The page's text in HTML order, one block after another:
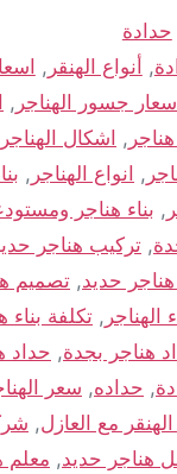
حدادة
, أنواع الهنقر ,
جسور الهناجر ,
, اشكال الهناجر
, انواع الهناجر ,
, بناء هناجر
, تركيب هناجر
حديد, تصميم
الهناجر , تكلفة
هناجر بجدة, حداد
, حداده, سعر
مع العازل,
هناجر حديد, معلم